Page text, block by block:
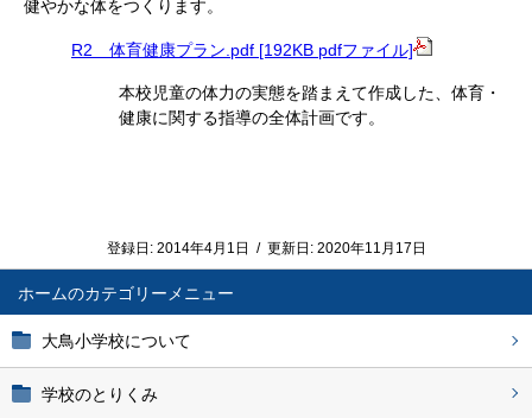
ホーム
大鳥小学校について
学校のとりくみ
健やかな体をつくります。
R2 体育健康プラン.pdf [192KB pdfファイル]
本校児童の体力の実態を踏まえて作成した、体育・
健康に関する指導の全体計画です。
登録日: 2014年4月1日 / 更新日: 2020年11月17日